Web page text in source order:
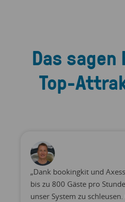
Das sagen
Top-
„Dank bookingkit und
bis zu 800 Gäste pro
unser System zu